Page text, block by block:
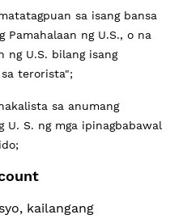
sa isang bansa
Pamahalaan ng U.S., o na
ng U.S. bilang isang
terorista";
sa anumang
U. S. ng mga ipinagbabawal
kailangang